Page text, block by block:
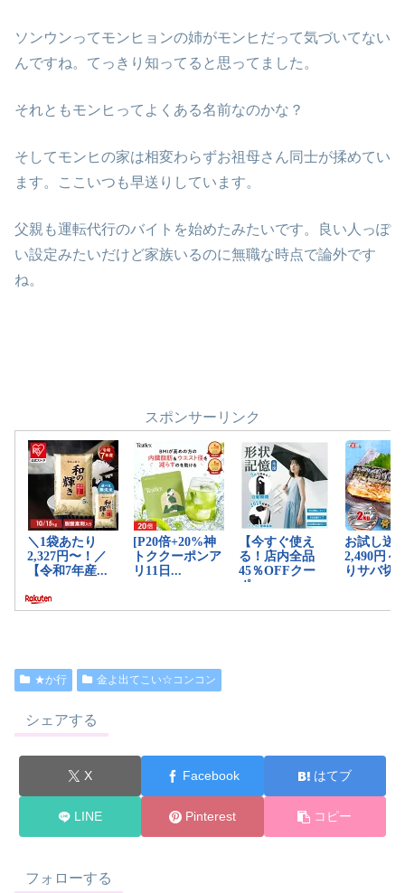
ソンウンってモンヒョンの姉がモンヒだって気づいてない
んですね。てっきり知ってると思ってました。
それともモンヒってよくある名前なのかな？
そしてモンヒの家は相変わらずお祖母さん同士が揉めてい
ます。ここいつも早送りしています。
父親も運転代行のバイトを始めたみたいです。良い人っぽ
い設定みたいだけど家族いるのに無職な時点で論外です
ね。
スポンサーリンク
★か行 金よ出てこい☆コンコン
シェアする
X Facebook はてブ
LINE Pinterest コピー
フォローする